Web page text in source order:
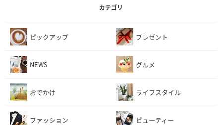
カテゴリ
ピックアップ プレゼント
NEWS グルメ
おでかけ ライフスタイル
ファッション ビューティー